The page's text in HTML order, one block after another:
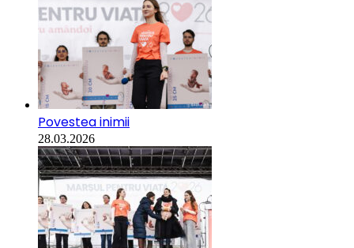
Povestea inimii
28.03.2026